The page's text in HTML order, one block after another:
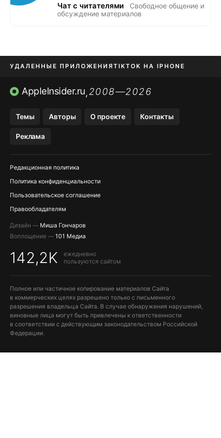
Чат с читателями
Свободное общение и
обсуждение материалов
УДАЛЕННЫЕ ПРИЛОЖЕНИЯTIKTOK НА IPHONE
ПРИЛОЖЕНИЯ БЕЗ APP STORE
AppleInsider.ru,2008—2026
Темы Авторы О проекте Контакты
Реклама
Редакционная политика
Политика конфиденциальности
Пользовательское соглашение
Правообладателям
Дизайн — Миша Гончаров
Воплощение — 101 Медиа
142,2K
ежедневно
пользуются сайтом
Полное или частичное копирование материалов Сайта
в коммерческих целях разрешено только с письменного
разрешения владельца Сайта. В случае обнаружения нарушений,
виновные лица могут быть привлечены к ответственности
в соответствии с действующим законодательством Российской
Федерации.